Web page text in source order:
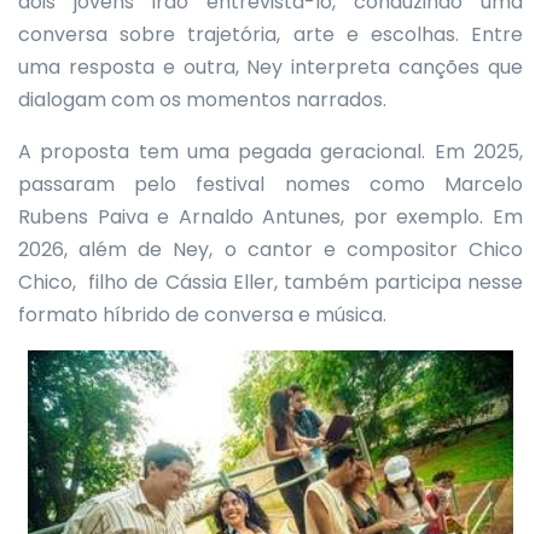
conversa sobre trajetória, arte e escolhas. Entre
uma resposta e outra, Ney interpreta canções que
dialogam com os momentos narrados.
A proposta tem uma pegada geracional. Em 2025,
passaram pelo festival nomes como Marcelo
Rubens Paiva e Arnaldo Antunes, por exemplo. Em
2026, além de Ney, o cantor e compositor Chico
Chico, filho de Cássia Eller, também participa nesse
formato híbrido de conversa e música.